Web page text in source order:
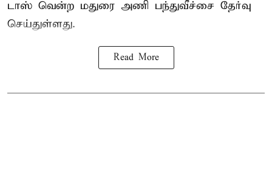
டாஸ் வென்ற மதுரை அணி பந்துவீச்சை தேர்வு
செய்துள்ளது.
Read More